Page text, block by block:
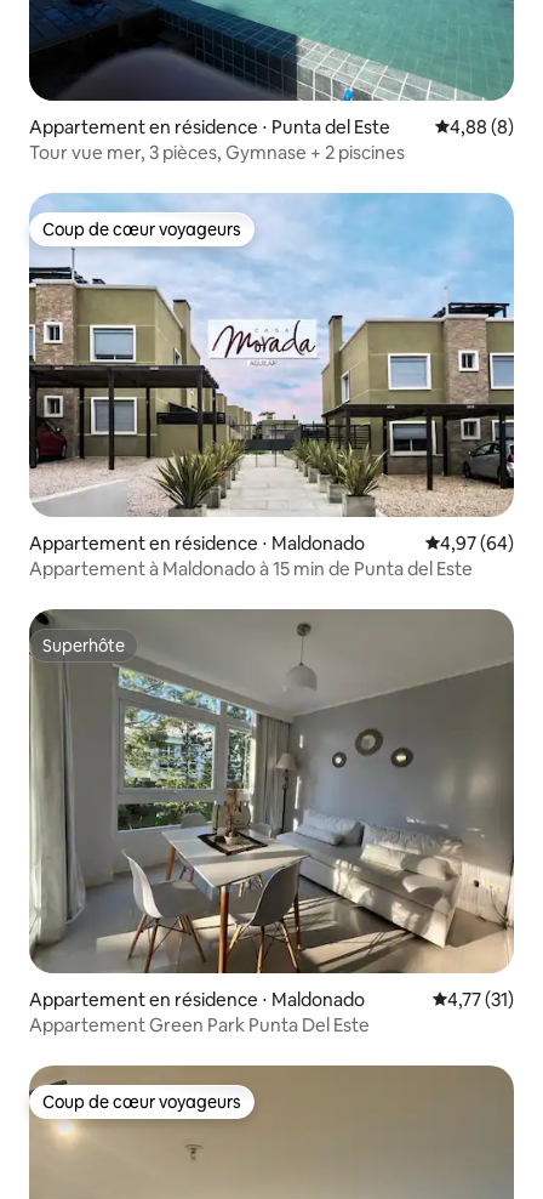
Appartement en résidence ⋅ Punta del Este Évaluation
4,88 (8)
Tour vue mer, 3 pièces, Gymnase + 2 piscines
Coup de cœur voyageurs
Coup de cœur voyageurs
Appartement en résidence ⋅ Maldonado Évaluation
4,97 (64)
Appartement à Maldonado à 15 min de Punta del Este
Superhôte
Superhôte
Appartement en résidence ⋅ Maldonado Évaluation
4,77 (31)
Appartement Green Park Punta Del Este
Coup de cœur voyageurs
Coup de cœur voyageurs